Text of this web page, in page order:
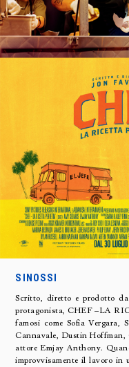
SINOSSI
Scritto, diretto e prodotto
protagonista, CHEF –LA
famosi come Sofia Vergara,
Cannavale, Dustin Hoffman,
attore Emjay Anthony.
improvvisamente il lavoro in